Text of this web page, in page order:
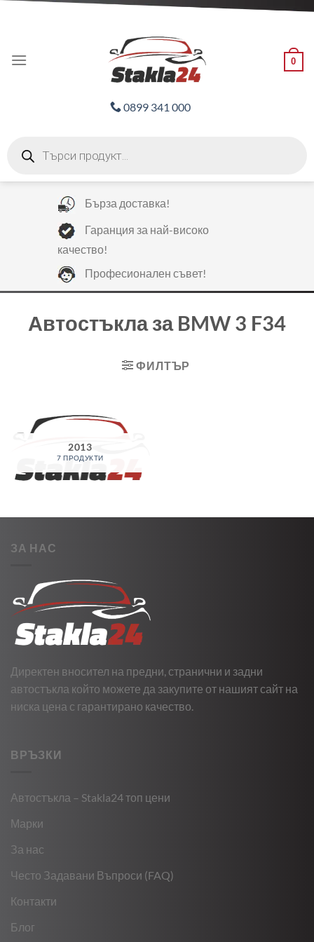
0
0899 341 000
search
Бърза доставка!
Гаранция за най-високо
качество!
Професионален съвет!
Автостъкла за BMW 3 F34
ФИЛТЪР
2013
7 ПРОДУКТИ
ЗА НАС
Директен вносител на предни, странични и задни
автостъкла който можете да закупите от нашият сайт на
ниска цена с гарантирано качество.
ВРЪЗКИ
Автостъкла – Stakla24 топ цени
Марки
За нас
Често Задавани Въпроси (FAQ)
Контакти
Блог